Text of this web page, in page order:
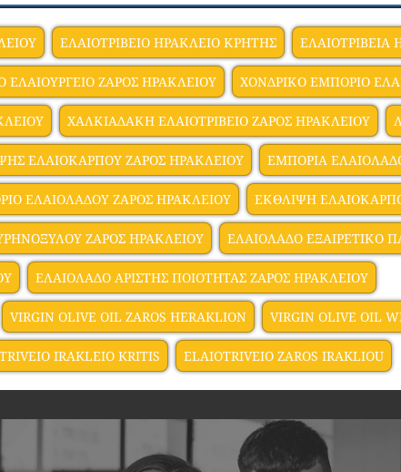
ΕΛΑΙΟΤΡΙΒΕΙΟ ΗΡΑΚΛΕΙΟ ΚΡΗΤΗΣ
ΕΛΑΙΟΥΡΓΕΙΟ ΖΑΡΟΣ ΗΡΑΚΛΕΙΟΥ ΧΟΝΔΡΙΚΟ ΕΜΠΟΡΙΟ
ΧΑΛΚΙΑΔΑΚΗ ΕΛΑΙΟΤΡΙΒΕΙΟ ΖΑΡΟΣ ΗΡΑΚΛΕΙΟΥ
ΕΛΑΙΟΚΑΡΠΟΥ ΖΑΡΟΣ ΗΡΑΚΛΕΙΟΥ ΕΜΠΟΡΙΑ
ΕΛΑΙΟΛΑΔΟΥ ΖΑΡΟΣ ΗΡΑΚΛΕΙΟΥ ΕΚΘΛΙΨΗ
ΖΑΡΟΣ ΗΡΑΚΛΕΙΟΥ ΕΛΑΙΟΛΑΔΟ ΕΞΑΙΡΕΤΙΚΟ
ΕΛΑΙΟΛΑΔΟ ΑΡΙΣΤΗΣ ΠΟΙΟΤΗΤΑΣ ΖΑΡΟΣ ΗΡΑΚΛΕΙΟΥ
VIRGIN OLIVE OIL ZAROS HERAKLION VIRGIN OLIVE OIL
IRAKLEIO KRITIS ELAIOTRIVEIO ZAROS IRAKLIOU